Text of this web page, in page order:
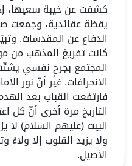
كشفت عن خيبة سعيها،
يقظة عقائدية، وجمعت
الدفاع عن المقدسات.
كانت تفريغ المذهب من
المجتمع بجرحٍ نفسي
الانحرافات. غير أنّ نور
فارتفعت القباب بعد
التاريخ مرة أخرى أنّ كل
البيت (عليهم السلام) لا
ولا يزيد القلوب إلا
الأصيل.